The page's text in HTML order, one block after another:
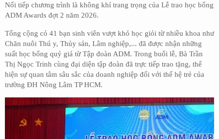
Nối tiếp chương trình là không khí trang trọng của Lễ trao học bổng
ADM Awards đợt 2 năm 2026.
Tổng cộng có 41 bạn sinh viên vượt khó học giỏi từ nhiều khoa như
Chăn nuôi Thú y, Thủy sản, Lâm nghiệp,... đã được nhận những
suất học bổng quý giá từ Tập đoàn ADM. Trong buổi lễ, Bà Trần
Thị Ngọc Trinh cùng đại diện tập đoàn đã trực tiếp trao tặng, thể
hiện sự quan tâm sâu sắc của doanh nghiệp đối với thế hệ trẻ của
trường ĐH Nông Lâm TP HCM.